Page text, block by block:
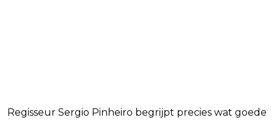
Regisseur Sergio Pinheiro begrijpt precies wat goede